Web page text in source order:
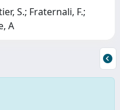
S.; Fraternali, F.;
A